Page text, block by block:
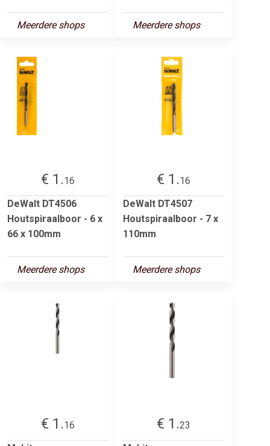
Meerdere shops Meerdere shops
€ 1.16
DeWalt DT4506
Houtspiraalboor - 6 x
66 x 100mm
Meerdere shops
€ 1.16
DeWalt DT4507
Houtspiraalboor - 7 x
110mm
Meerdere shops
€ 1.16
€ 1.23